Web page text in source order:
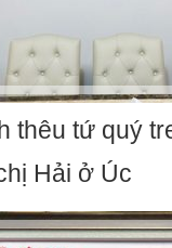
thêu tứ quý
Hải ở Úc